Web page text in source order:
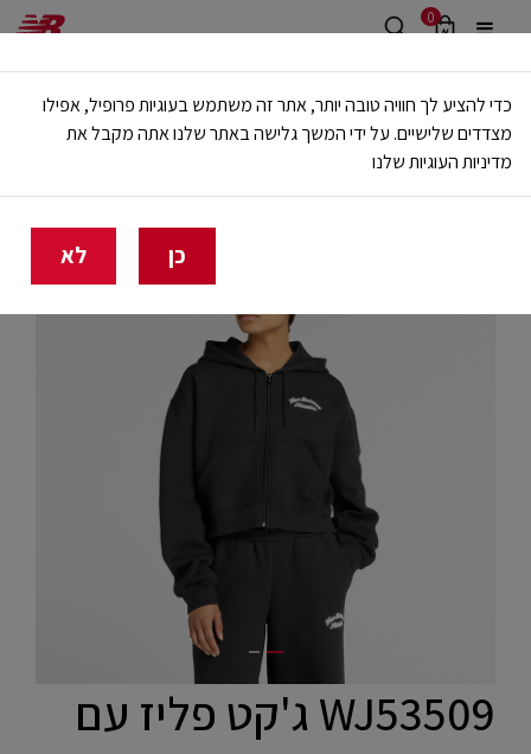
0
משלוח חינם מעל 499 ש"ח
🔥 20% הנחה על כל הביגוד באתר ובחנויות - לזמן מוגבל
בית נשים בגדים קפוצ'ונים וסווטשירטים
WJ53509 ג'קט פליז עם
כדי להציע לך חוויה טובה יותר, אתר זה משתמש בעוגיות פרופיל, אפילו
מצדדים שלישיים. על ידי המשך גלישה באתר שלנו אתה מקבל את
מדיניות העוגיות שלנו
כן לא